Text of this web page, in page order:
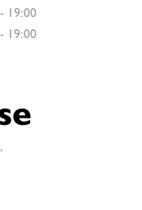
- 19:00
- 19:00